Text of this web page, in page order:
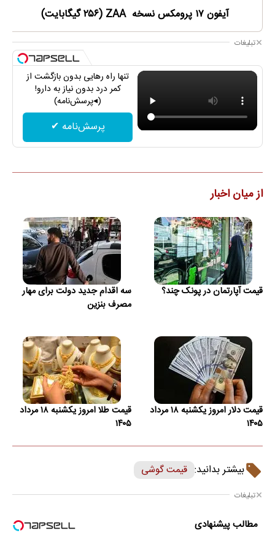
آیفون ۱۷ پرومکس نسخه ZAA (۲۵۶ گیگابایت)
تبلیغات
تنها راه رهایی بدون بازگشت از
کمر درد بدون نیاز به دارو!
(◂پرسش‌نامه)
پرسش‌نامه ✔
از میان اخبار
قیمت آپارتمان در پونک چند؟
سه اقدام جدید دولت برای مهار
مصرف بنزین
قیمت دلار امروز یکشنبه ۱۸ مرداد
۱۴۰۵
قیمت طلا امروز یکشنبه ۱۸ مرداد
۱۴۰۵
بیشتر بدانید: قیمت گوشی
تبلیغات
مطالب پیشنهادی